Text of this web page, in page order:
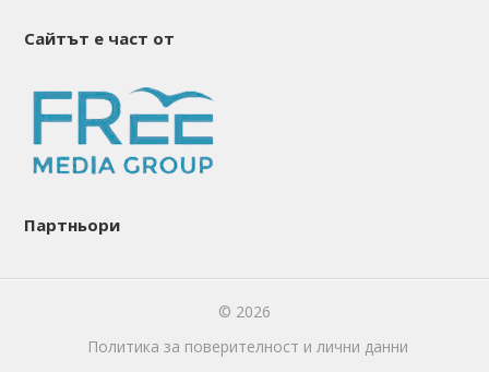
Сайтът е част от
Партньори
© 2026
Политика за поверителност и лични данни